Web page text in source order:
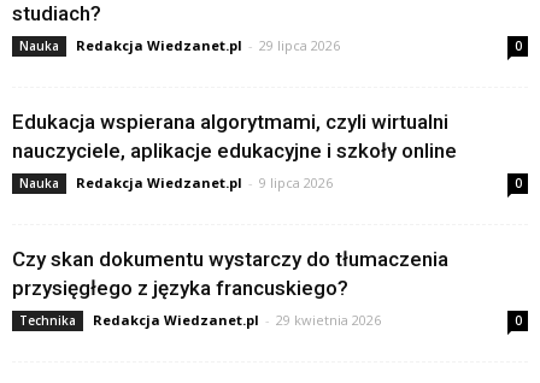
studiach?
Nauka Redakcja Wiedzanet.pl - 29 lipca 2026 0
Edukacja wspierana algorytmami, czyli wirtualni
nauczyciele, aplikacje edukacyjne i szkoły online
Nauka Redakcja Wiedzanet.pl - 9 lipca 2026 0
Czy skan dokumentu wystarczy do tłumaczenia
przysięgłego z języka francuskiego?
Technika Redakcja Wiedzanet.pl - 29 kwietnia 2026 0